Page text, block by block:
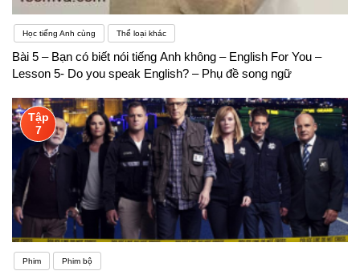
Học tiếng Anh cùng Thể loại khác
Bài 5 – Bạn có biết nói tiếng Anh không – English For You –
Lesson 5- Do you speak English? – Phụ đề song ngữ
Tập
7
Phim Phim bộ